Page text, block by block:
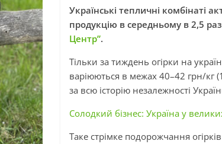
Українські тепличні комбінаті
продукцію в середньому в 2,5
Центр”.
Тільки за тиждень огірки на
варіюються в межах 40–42 грн/кг
за всю історію незалежності
Солодкий бізнес: Україна у
Таке стрімке подорожчання